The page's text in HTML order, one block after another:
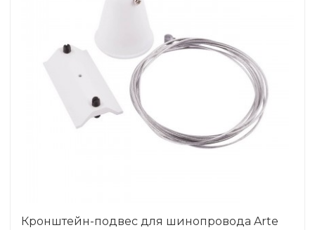
Кронштейн-подвес для шинопровода Arte